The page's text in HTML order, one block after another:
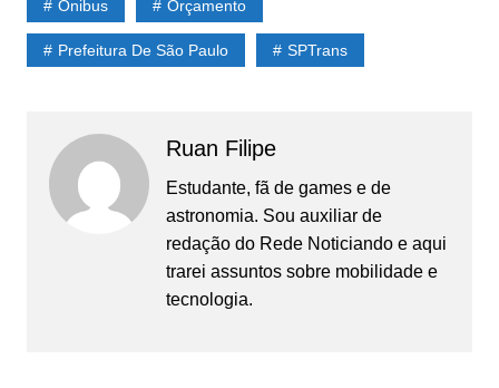
Ônibus Orçamento
Prefeitura De São Paulo SPTrans
Ruan Filipe
Estudante, fã de games e de
astronomia. Sou auxiliar de
redação do Rede Noticiando e aqui
trarei assuntos sobre mobilidade e
tecnologia.